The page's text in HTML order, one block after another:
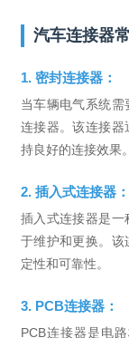
汽车连接器
1. 密封连接器：
当车辆电气系统需要防水、防尘和防潮要求时，通常会使用密封
连接器。该连接器
持良好的连接效果。
2. 插入式连接器：
插入式连接器是一种常见的汽车连接器，采用插拔式连接方式便
于维护和更换。该
定性和可靠性。
3. PCB连接器：
PCB连接器是电路板上用于连接电子设备与电路板电路的连接